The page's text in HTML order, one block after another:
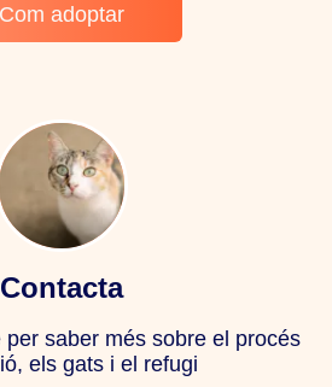
Com adoptar
Contacta
saber més sobre el procés
els gats i el refugi